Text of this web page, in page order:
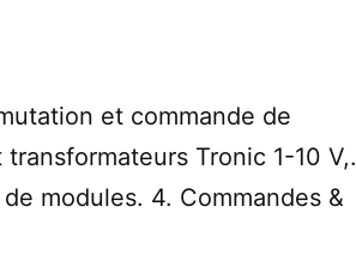
et commande de
Tronic 1-10 V,.
modules. 4. Commandes &